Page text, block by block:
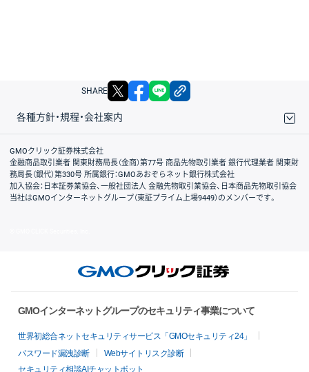
SHARE X facebook
各種方針・規程・会社案内
取引規程・約款
サイトマップ
その他のご案内
個人情報保護方針
最良執行方針
サイトのご利用について
ディスクレイマー
信託保全
リスク説明
会社案内
GMOクリック証券株式会社
金融商品取引業者 関東財務局長（金商）第77号 商品先物取引業者 銀行代理業者 関東財
務局長（銀代）第330号 所属銀行：GMOあおぞらネット銀行株式会社
加入協会：日本証券業協会、一般社団法人 金融先物取引業協会、日本商品先物取引協会
当社はGMOインターネットグループ（東証プライム上場9449）のメンバーです。
GMOインターネットグループのセキュリティ事業について
世界初総合ネットセキュリティサービス「GMOセキュリティ24」
パスワード漏洩診断
Webサイトリスク診断
セキュリティ相談AIチャットボット